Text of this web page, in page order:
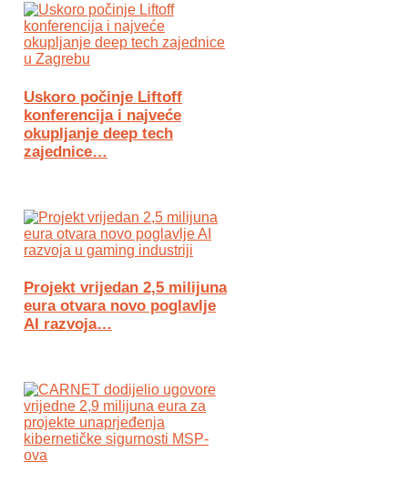
Uskoro počinje Liftoff
konferencija i najveće
okupljanje deep tech
zajednice…
Projekt vrijedan 2,5 milijuna
eura otvara novo poglavlje
AI razvoja…